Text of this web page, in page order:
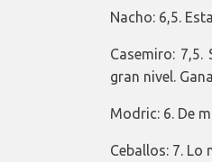
Nacho: 6,5.
Casemiro:
gran nivel.
Modric: 6. De
Ceballos: 7. Lo